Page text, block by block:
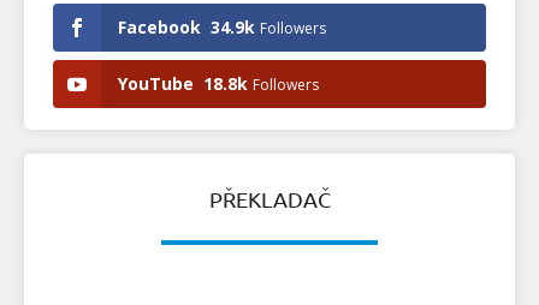
Facebook 34.9k Followers
YouTube 18.8k Followers
PŘEKLADAČ